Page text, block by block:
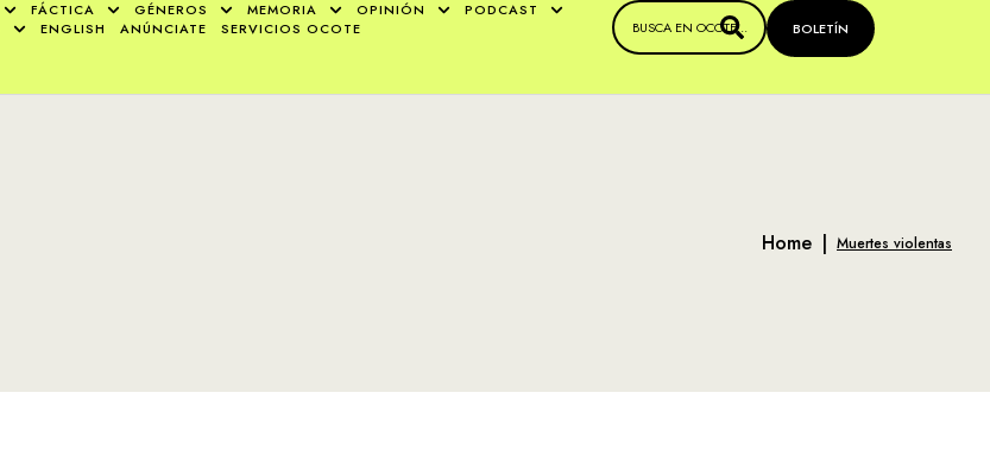
FÁCTICA GÉNEROS MEMORIA OPINIÓN
PODCAST
ENGLISH ANÚNCIATE SERVICIOS OCOTE BOLETÍN
Home | Muertes violentas